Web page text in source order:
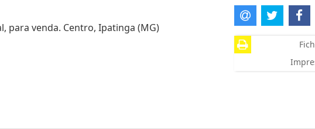
para venda. Centro, Ipatinga (MG)